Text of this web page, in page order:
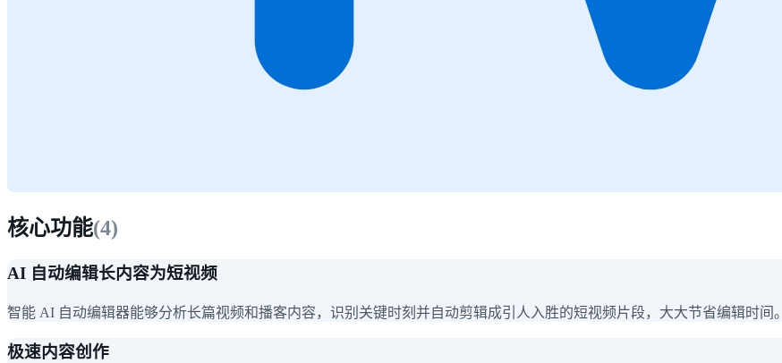
核心功能(4)
AI 自动编辑长内容为短视频
智能 AI 自动编辑器能够分析长篇视频和播客内容，识别关键时刻并自动剪辑成引人入胜的短视频片段，大大节省编辑时间。
极速内容创作